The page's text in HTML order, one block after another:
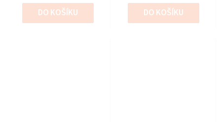
DO KOŠÍKU DO KOŠÍKU